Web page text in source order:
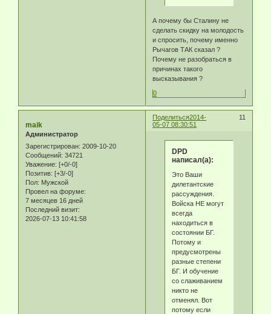
А почему бы Сталину не
сделать скидку на молодость
и спросить, почему именно
Рычагов ТАК сказал ?
Почему не разобраться в
причинах такого
высказывания ?
0
Поделиться 11
2014-
05-07 08:30:51
maik
Администратор
Зарегистрирован: 2009-10-20
Сообщений: 34721
Уважение: [+0/-0]
Позитив: [+3/-0]
Пол: Мужской
Провел на форуме:
7 месяцев 16 дней
Последний визит:
2026-07-13 10:41:58
DPD
написал(а):
Это Ваши
дилетантские
рассуждения.
Войска НЕ могут
всегда
находиться в
состоянии БГ.
Потому и
предусмотрены
разные степени
БГ. И обучение
со слаживанием
никто не
отменял. Вот
потому если